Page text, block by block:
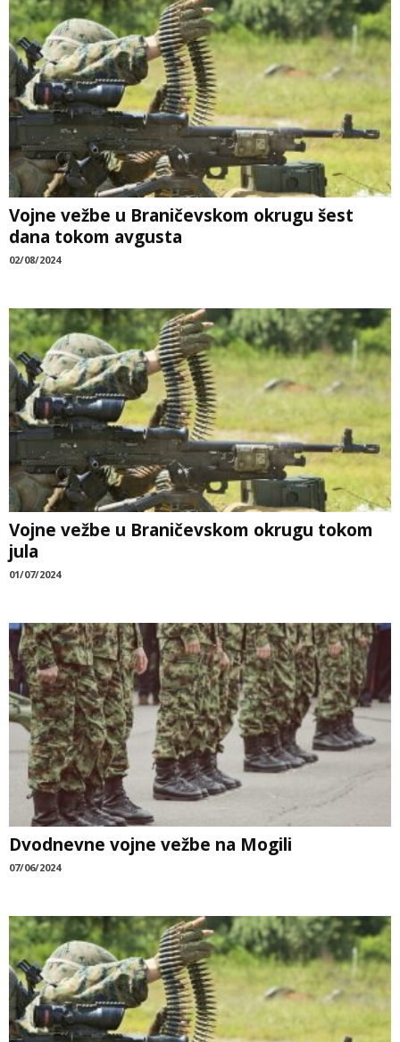
Vojne vežbe u Braničevskom okrugu šest
dana tokom avgusta
02/08/2024
Vojne vežbe u Braničevskom okrugu tokom
jula
01/07/2024
Dvodnevne vojne vežbe na Mogili
07/06/2024